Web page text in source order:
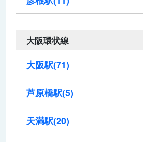
大阪環状線
大阪駅(71)
芦原橋駅(5)
天満駅(20)